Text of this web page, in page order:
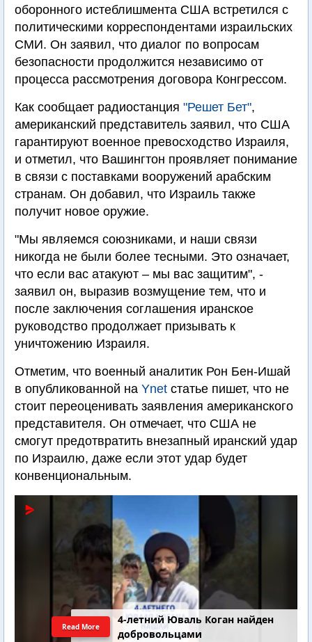
оборонного истеблишмента США встретился с
политическими корреспондентами израильских
СМИ. Он заявил, что диалог по вопросам
безопасности продолжится независимо от
процесса рассмотрения договора Конгрессом.
Как сообщает радиостанция "Решет Бет",
американский представитель заявил, что США
гарантируют военное превосходство Израиля,
и отметил, что Вашингтон проявляет понимание
в связи с поставками вооружений арабским
странам. Он добавил, что Израиль также
получит новое оружие.
"Мы являемся союзниками, и наши связи
никогда не были более тесными. Это означает,
что если вас атакуют – мы вас защитим", -
заявил он, выразив возмущение тем, что и
после заключения соглашения иранское
руководство продолжает призывать к
уничтожению Израиля.
Отметим, что военный аналитик Рон Бен-Ишай
в опубликованной на Ynet статье пишет, что не
стоит переоценивать заявления американского
представителя. Он отмечает, что США не
смогут предотвратить внезапный иранский удар
по Израилю, даже если этот удар будет
конвенциональным.
4-летний Юваль Коган найден
добровольцами
Read More